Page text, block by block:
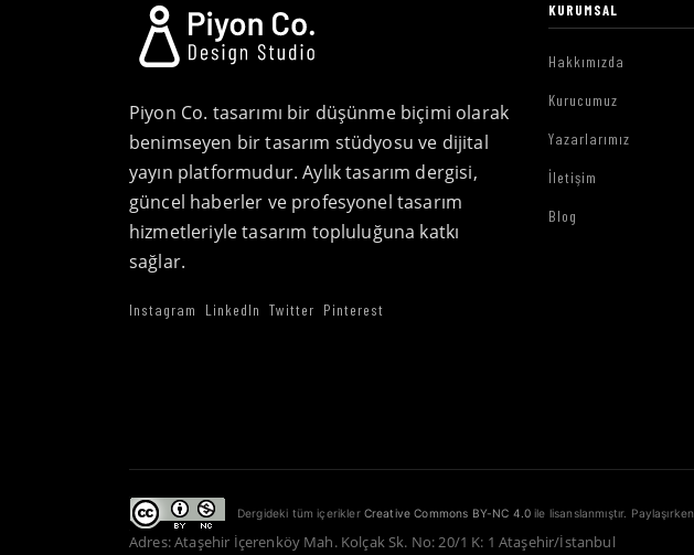
Piyon Co. tasarımı bir düşünme biçimi olarak
benimseyen bir tasarım stüdyosu ve dijital
yayın platformudur. Aylık tasarım dergisi,
güncel haberler ve profesyonel tasarım
hizmetleriyle tasarım topluluğuna katkı
sağlar.
Instagram LinkedIn Twitter Pinterest
KURUMSAL
Hakkımızda
Kurucumuz
Yazarlarımız
İletişim
Blog
Dergideki tüm içerikler Creative Commons BY-NC 4.0 ile lisanslanmıştır. Paylaşırken
Adres: Ataşehir İçerenköy Mah. Kolçak Sk. No: 20/1 K: 1 Ataşehir/İstanbul